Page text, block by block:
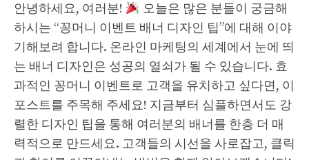
안녕하세요, 여러분!
오늘은 많은 분들이 궁금해
하시는 “꽁머니 이벤트 배너 디자인 팁”에 대해 이야
기해보려 합니다. 온라인 마케팅의 세계에서 눈에 띄
는 배너 디자인은 성공의 열쇠가 될 수 있습니다. 효
과적인 꽁머니 이벤트로 고객을 유치하고 싶다면, 이
포스트를 주목해 주세요! 지금부터 심플하면서도 강
렬한 디자인 팁을 통해 여러분의 배너를 한층 더 매
력적으로 만드세요. 고객들의 시선을 사로잡고, 클릭